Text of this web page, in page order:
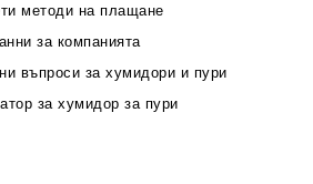
методи на плащане
за компанията
въпроси за хумидори и пури
за хумидор за пури